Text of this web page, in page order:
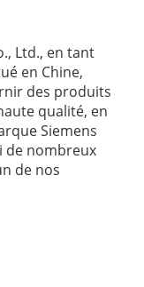
Ltd., en tant
en Chine,
des produits
qualité, en
Siemens
de nombreux
de nos